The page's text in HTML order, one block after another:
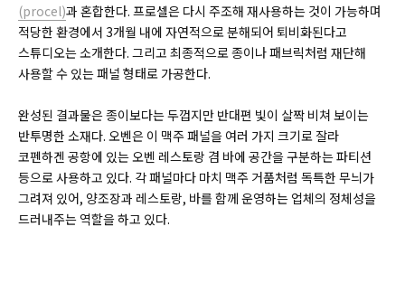
(procel)과 혼합한다. 프로셀은 다시 주조해 재사용하는 것이 가능하며
적당한 환경에서 3개월 내에 자연적으로 분해되어 퇴비화된다고
스튜디오는 소개한다. 그리고 최종적으로 종이나 패브릭처럼 재단해
사용할 수 있는 패널 형태로 가공한다.
완성된 결과물은 종이보다는 두껍지만 반대편 빛이 살짝 비쳐 보이는
반투명한 소재다. 오벤은 이 맥주 패널을 여러 가지 크기로 잘라
코펜하겐 공항에 있는 오벤 레스토랑 겸 바에 공간을 구분하는 파티션
등으로 사용하고 있다. 각 패널마다 마치 맥주 거품처럼 독특한 무늬가
그려져 있어, 양조장과 레스토랑, 바를 함께 운영하는 업체의 정체성을
드러내주는 역할을 하고 있다.